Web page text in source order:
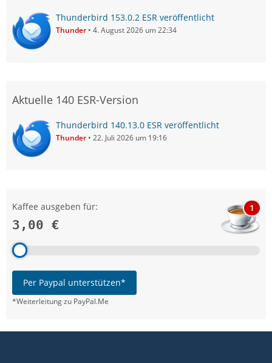
Thunderbird 153.0.2 ESR veröffentlicht
Thunder 4. August 2026 um 22:34
Aktuelle 140 ESR-Version
Thunderbird 140.13.0 ESR veröffentlicht
Thunder 22. Juli 2026 um 19:16
Kaffee ausgeben für:
3,00 €
1
Per Paypal unterstützen*
*Weiterleitung zu PayPal.Me